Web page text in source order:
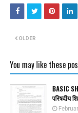
OLDER
You may like these
BASIC
परिषदीय